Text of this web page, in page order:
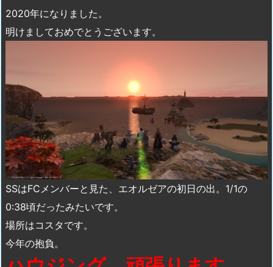
2020年になりました。
明けましておめでとうございます。
SSはFCメンバーと見た、エオルゼアの初日の出。1/1の
0:38頃だったみたいです。
場所はコスタです。
今年の抱負。